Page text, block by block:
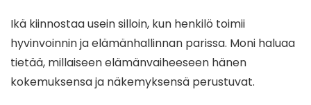
Ikä kiinnostaa usein silloin, kun henkilö toimii
hyvinvoinnin ja elämänhallinnan parissa. Moni haluaa
tietää, millaiseen elämänvaiheeseen hänen
kokemuksensa ja näkemyksensä perustuvat.